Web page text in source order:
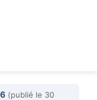
(publié le 30